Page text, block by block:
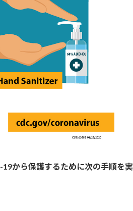
から保護するために次の手順を実